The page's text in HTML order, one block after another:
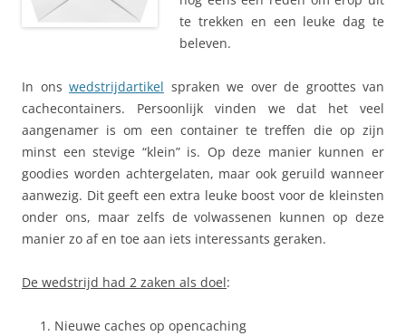
te trekken en een leuke dag te
beleven.
In ons wedstrijdartikel spraken we over de groottes van
cachecontainers. Persoonlijk vinden we dat het veel
aangenamer is om een container te treffen die op zijn
minst een stevige “klein” is. Op deze manier kunnen er
goodies worden achtergelaten, maar ook geruild wanneer
aanwezig. Dit geeft een extra leuke boost voor de kleinsten
onder ons, maar zelfs de volwassenen kunnen op deze
manier zo af en toe aan iets interessants geraken.
De wedstrijd had 2 zaken als doel:
Nieuwe caches op opencaching